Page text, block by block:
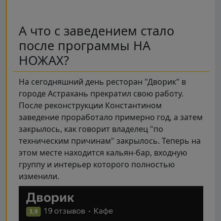
А что с заведением стало
после программы НА
НОЖАХ?
На сегодняшний день ресторан "Дворик" в
городе Астрахань прекратил свою работу.
После реконструкции Константином
заведение проработало примерно год, а затем
закрылось, как говорит владелец "по
техническим причинам" закрылось. Теперь на
этом месте находится кальян-бар, входную
группу и интерьер которого полностью
изменили.